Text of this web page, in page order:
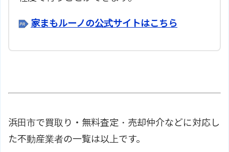
家まもルーノの公式サイトはこちら
浜田市で買取り・無料査定・売却仲介などに対応し
た不動産業者の一覧は以上です。